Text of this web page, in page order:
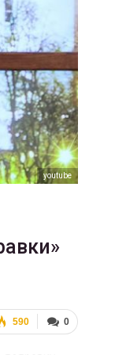
youtube
0
590
2017 0